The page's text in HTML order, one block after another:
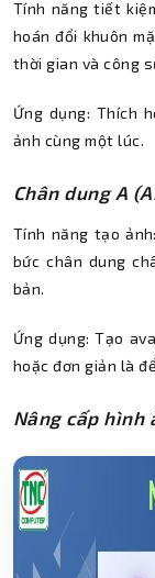
Tính năng tiết
hoán đổi khuôn
thời gian và công
Ứng dụng: Thích
ảnh cùng một lúc.
Chân dung A
Tính năng tạo
bức chân dung
bản.
Ứng dụng: Tạo
hoặc đơn giản là
Nâng cấp hình